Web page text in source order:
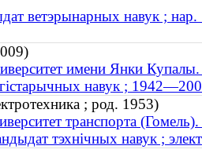
ветэрынарных навук ;
имени Янки
гістарычных навук ;
; род. 1953)
транспорта
тэхнічных навук ;